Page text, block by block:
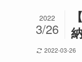
2022
3/26
2022-03-26